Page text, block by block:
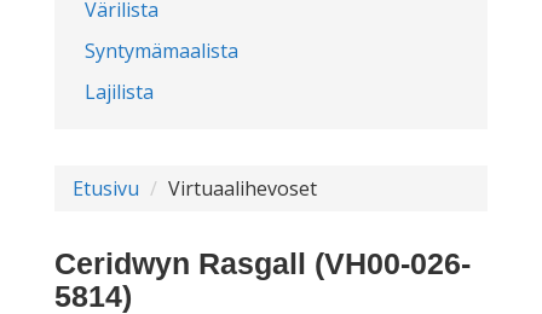
Värilista
Syntymämaalista
Lajilista
Etusivu Virtuaalihevoset
Ceridwyn Rasgall (VH00-026-
5814)